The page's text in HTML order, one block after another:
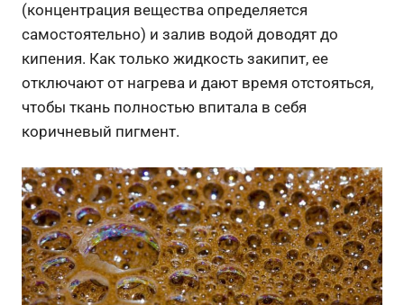
(концентрация вещества определяется
самостоятельно) и залив водой доводят до
кипения. Как только жидкость закипит, ее
отключают от нагрева и дают время отстояться,
чтобы ткань полностью впитала в себя
коричневый пигмент.